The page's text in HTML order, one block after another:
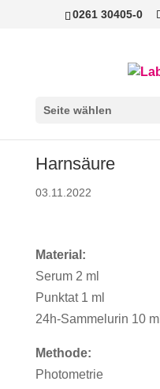
0261 30405-0
Seite wählen
Harnsäure
03.11.2022
Material:
Serum 2 ml
Punktat 1 ml
24h-Sammelurin 10 ml
Methode:
Photometrie